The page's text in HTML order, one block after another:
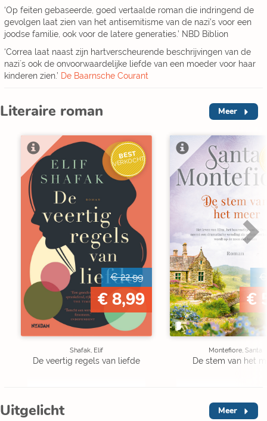
‘Op feiten gebaseerde, goed vertaalde roman die indringend de
gevolgen laat zien van het antisemitisme van de nazi’s voor een
joodse familie, ook voor de latere generaties.’ NBD Biblion
‘Correa laat naast zijn hartverscheurende beschrijvingen van de
nazi´s ook de onvoorwaardelijke liefde van een moeder voor haar
kinderen zien.’ De Baarnsche Courant
Literaire roman Meer
BEST
VERKOCHT
€ 22,99
€ 8,99
Shafak, Elif
De veertig regels van liefde
€
€
Montefiore, Santa
De stem van het
Uitgelicht Meer